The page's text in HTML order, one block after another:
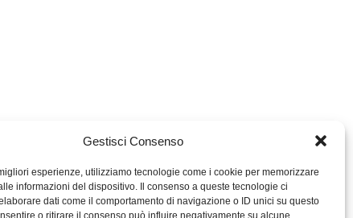
Gestisci Consenso
esperienze, utilizziamo tecnologie come i cookie per memorizzare
informazioni del dispositivo. Il consenso a queste tecnologie ci
dati come il comportamento di navigazione o ID unici su questo
o ritirare il consenso può influire negativamente su alcune